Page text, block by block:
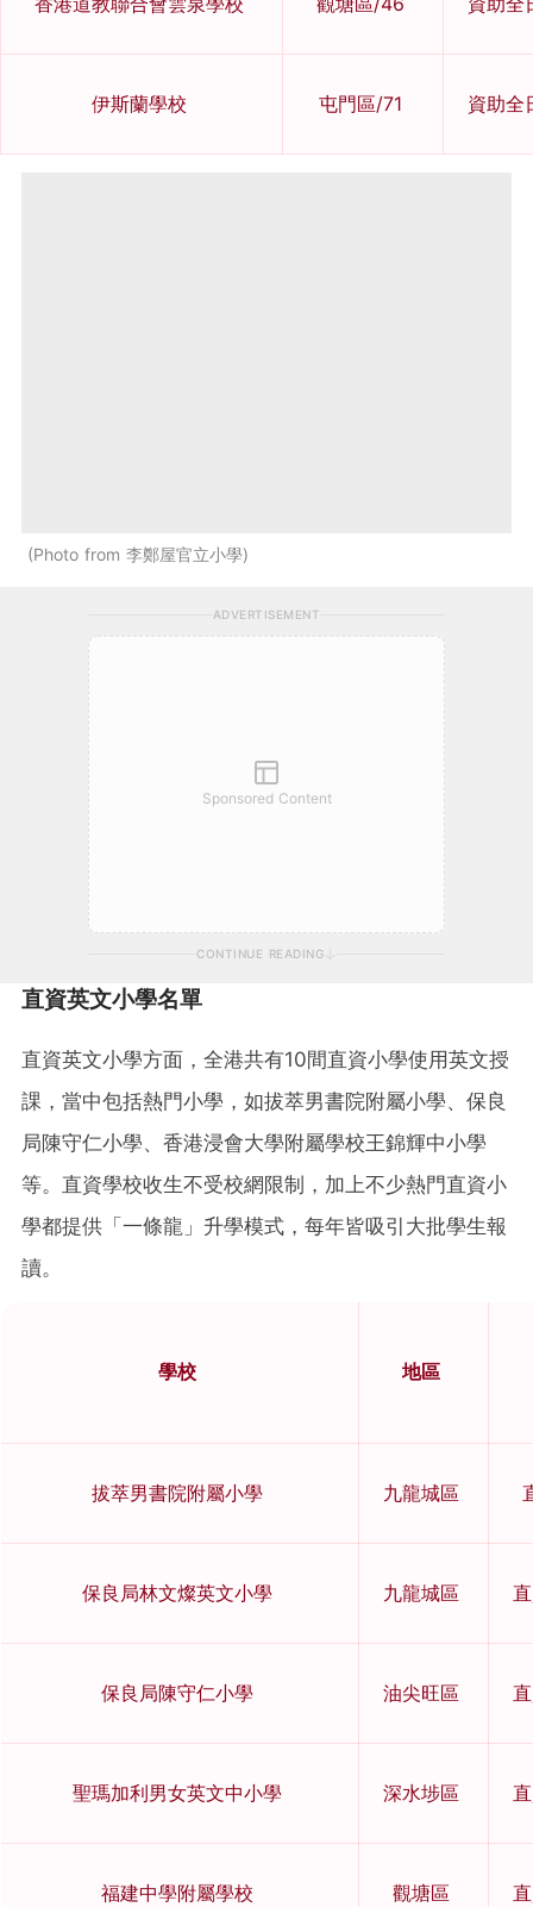
伊斯蘭學校 屯門區/71 資助全
Photo from 李鄭屋官立小學
ADVERTISEMENT
Sponsored Content
CONTINUE READING
直資英文小學名單
直資英文小學方面，全港共有10間直資小學使用英文授
課，當中包括熱門小學，如拔萃男書院附屬小學、保良
局陳守仁小學、香港浸會大學附屬學校王錦輝中小學
等。直資學校收生不受校網限制，加上不少熱門直資小
學都提供「一條龍」升學模式，每年皆吸引大批學生報
讀。
學校 地區
拔萃男書院附屬小學 九龍城區
保良局林文燦英文小學 九龍城區
保良局陳守仁小學 油尖旺區
聖瑪加利男女英文中小學 深水埗區
福建中學附屬學校 觀塘區